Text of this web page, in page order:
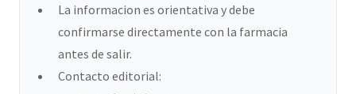
La informacion es orientativa y debe
confirmarse directamente con la farmacia
antes de salir.
Contacto editorial: